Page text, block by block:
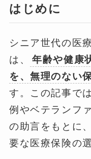
はじめに
シニア世代の医
は、
年齢や健康
を、無理のない
す。この記事で
例やベテランフ
の助言をもとに
要な医療保険の